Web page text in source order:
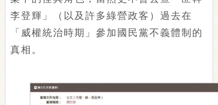
李登輝」（以及許多綠營政客）過去在
「威權統治時期」參加國民黨不義體制的
真相。